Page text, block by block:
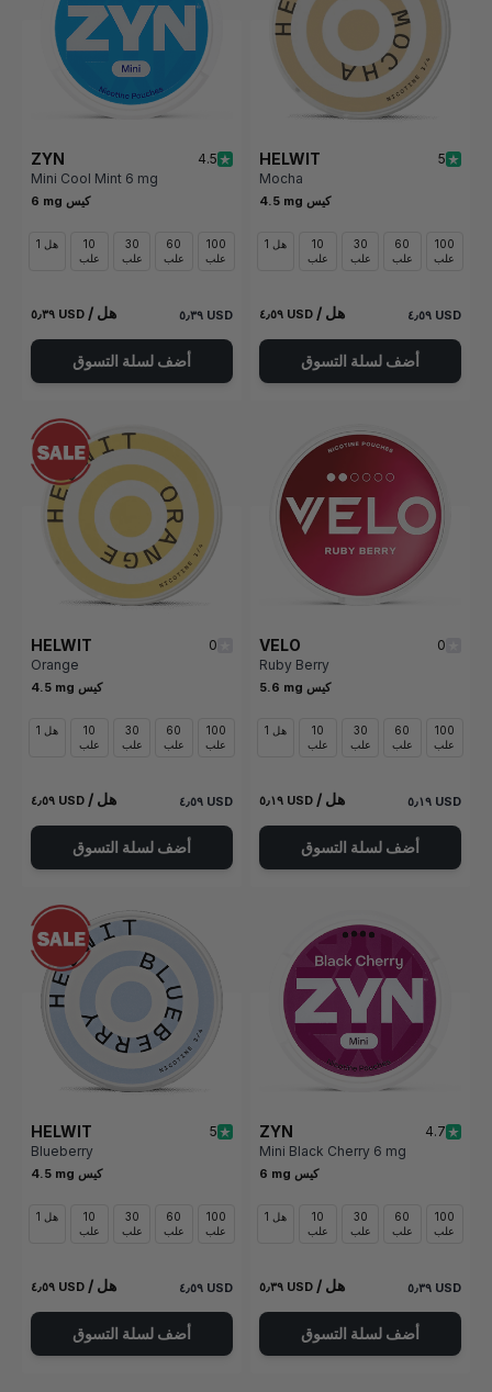
ZYN
4.5
Mini Cool Mint 6 mg
6 mg كيس
1 هل
10
علب
30
علب
60
علب
100
علب
٥٫٣٩ USD / هل ٥٫٣٩ USD
أضف لسلة التسوق
HELWIT
5
Mocha
4.5 mg كيس
1 هل
10
علب
30
علب
60
علب
100
علب
٤٫٥٩ USD / هل ٤٫٥٩ USD
أضف لسلة التسوق
HELWIT
0
Orange
4.5 mg كيس
1 هل
10
علب
30
علب
60
علب
100
علب
٤٫٥٩ USD / هل ٤٫٥٩ USD
أضف لسلة التسوق
VELO
0
Ruby Berry
5.6 mg كيس
1 هل
10
علب
30
علب
60
علب
100
علب
٥٫١٩ USD / هل ٥٫١٩ USD
أضف لسلة التسوق
HELWIT
5
Blueberry
4.5 mg كيس
1 هل
10
علب
30
علب
60
علب
100
علب
٤٫٥٩ USD / هل ٤٫٥٩ USD
أضف لسلة التسوق
ZYN
4.7
Mini Black Cherry 6 mg
6 mg كيس
1 هل
10
علب
30
علب
60
علب
100
علب
٥٫٣٩ USD / هل ٥٫٣٩ USD
أضف لسلة التسوق